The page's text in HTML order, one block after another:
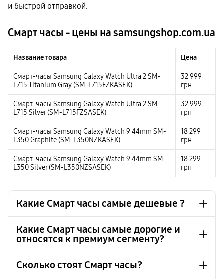
и быстрой отправкой.
Смарт часы - цены на samsungshop.com.ua
Название товара Цена
Смарт-часы Samsung Galaxy Watch Ultra 2 SM-
L715 Titanium Gray (SM-L715FZKASEK)
32 999
грн
Смарт-часы Samsung Galaxy Watch Ultra 2 SM-
L715 Silver (SM-L715FZSASEK)
32 999
грн
Смарт-часы Samsung Galaxy Watch 9 44mm SM-
L350 Graphite (SM-L350NZKASEK)
18 299
грн
Смарт-часы Samsung Galaxy Watch 9 44mm SM-
L350 Silver (SM-L350NZSASEK)
18 299
грн
Какие Смарт часы самые дешевые ?
Смарт-часы, фитнес-браслет Samsung Galaxy Fit3
Silver (SM-R390NZSASEK)
1 999 грн
Смарт-часы, фитнес-браслет Samsung Galaxy Fit3
Pink Gold (SM-R390NIDASEK)
1 999 грн
Какие Смарт часы самые дорогие и
относятся к премиум сегменту?
Сколько стоят Смарт часы?